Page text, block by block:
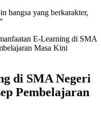
bangsa yang berkarakter,
E-Learning di SMA
Masa Kini
di SMA Negeri
Pembelajaran